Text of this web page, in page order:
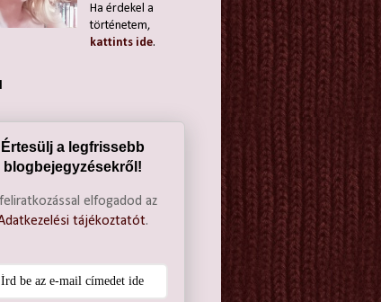
Ha érdekel a
történetem,
kattints ide.
Értesülj a legfrissebb
blogbejegyzésekről!
elfogadod az
tájékoztatót.